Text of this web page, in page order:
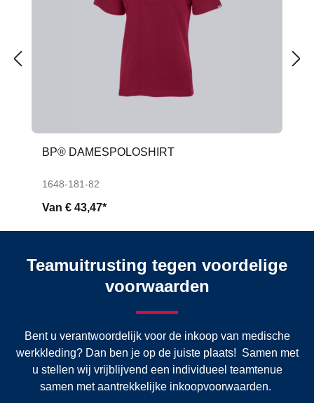
BP® DAMESPOLOSHIRT
1648-181-82
Van € 43,47*
Teamuitrusting tegen voordelige
voorwaarden
Bent u verantwoordelijk voor de inkoop van medische
werkkleding? Dan ben je op de juiste plaats! Samen met
u stellen wij vrijblijvend een individueel teamtenue
samen met aantrekkelijke inkoopvoorwaarden.